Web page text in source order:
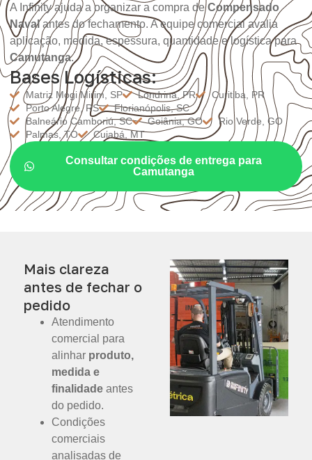
A Infinity ajuda a organizar a compra deCompensado
Navalantes do fechamento. A equipe comercial avalia
aplicação, medida, espessura, quantidade e logística para
Camutanga.
Bases Logísticas:
Matriz Mogi Mirim, SP Londrina, PR
Curitiba, PR
Porto Alegre, RS
Florianópolis, SC
Balneário Camboriú, SC
Goiânia, GO
Rio Verde, GO
Palmas, TO
Cuiabá, MT
Consultar condições de entrega para
Camutanga
Mais clareza
antes de fechar o
pedido
Atendimento
comercial para
alinhar produto,
medida e
finalidade antes
do pedido.
Condições
comerciais
analisadas de